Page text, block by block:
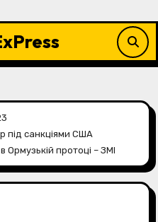
під санкціями США
протоці – ЗМІ